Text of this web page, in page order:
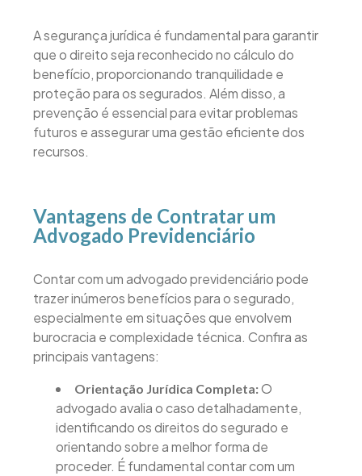
A segurança jurídica é fundamental para garantir
que o direito seja reconhecido no cálculo do
benefício, proporcionando tranquilidade e
proteção para os segurados. Além disso, a
prevenção é essencial para evitar problemas
futuros e assegurar uma gestão eficiente dos
recursos.
Vantagens de Contratar um
Advogado Previdenciário
Contar com um advogado previdenciário pode
trazer inúmeros benefícios para o segurado,
especialmente em situações que envolvem
burocracia e complexidade técnica. Confira as
principais vantagens:
Orientação Jurídica Completa:O
advogado avalia o caso detalhadamente,
identificando os direitos do segurado e
orientando sobre a melhor forma de
proceder. É fundamental contar com um